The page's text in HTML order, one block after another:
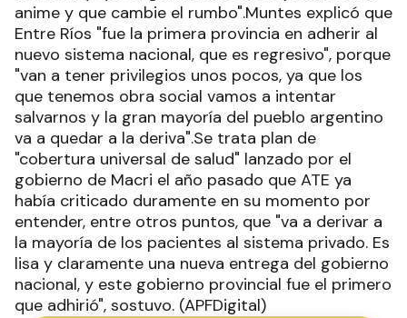
anime y que cambie el rumbo".Muntes explicó que
Entre Ríos "fue la primera provincia en adherir al
nuevo sistema nacional, que es regresivo", porque
"van a tener privilegios unos pocos, ya que los
que tenemos obra social vamos a intentar
salvarnos y la gran mayoría del pueblo argentino
va a quedar a la deriva".Se trata plan de
"cobertura universal de salud" lanzado por el
gobierno de Macri el año pasado que ATE ya
había criticado duramente en su momento por
entender, entre otros puntos, que "va a derivar a
la mayoría de los pacientes al sistema privado. Es
lisa y claramente una nueva entrega del gobierno
nacional, y este gobierno provincial fue el primero
que adhirió", sostuvo. (APFDigital)